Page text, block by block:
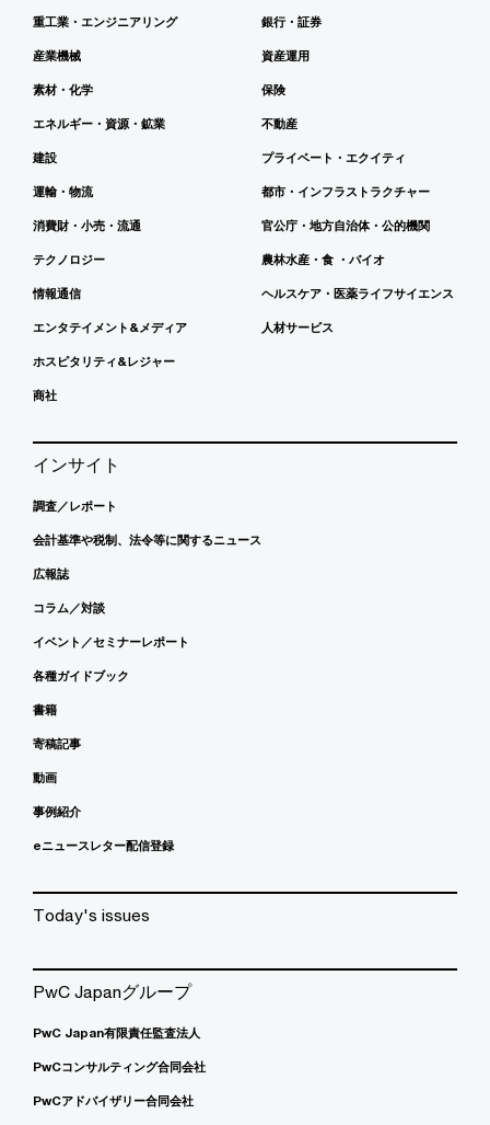
重工業・エンジニアリング
産業機械
素材・化学
エネルギー・資源・鉱業
建設
運輸・物流
消費財・小売・流通
テクノロジー
情報通信
エンタテイメント&メディア
ホスピタリティ&レジャー
商社
銀行・証券
資産運用
保険
不動産
プライベート・エクイティ
都市・インフラストラクチャー
官公庁・地方自治体・公的機関
農林水産・食 ・バイオ
ヘルスケア・医薬ライフサイエンス
人材サービス
インサイト
調査／レポート
会計基準や税制、法令等に関するニュース
広報誌
コラム／対談
イベント／セミナーレポート
各種ガイドブック
書籍
寄稿記事
動画
事例紹介
eニュースレター配信登録
Today's issues
PwC Japanグループ
PwC Japan有限責任監査法人
PwCコンサルティング合同会社
PwCアドバイザリー合同会社